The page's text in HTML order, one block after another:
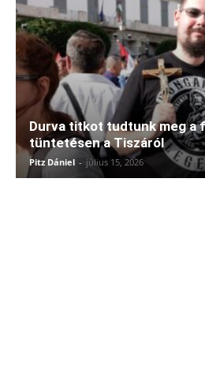
Durva titkot tudtunk meg a
tüntetésen a Tiszáról
Pitz Dániel - július 15, 2026